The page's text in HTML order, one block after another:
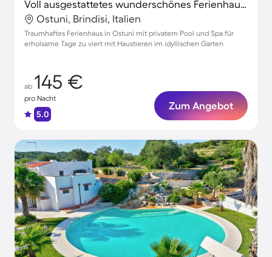
Voll ausgestattetes wunderschönes Ferienhaus mit privatem Pool, Grill und Whirlpool | Hunde erlaubt
Ostuni, Brindisi, Italien
Traumhaftes Ferienhaus in Ostuni mit privatem Pool und Spa für
erholsame Tage zu viert mit Haustieren im idyllischen Garten
ab 145 €
pro Nacht
5.0
Zum Angebot